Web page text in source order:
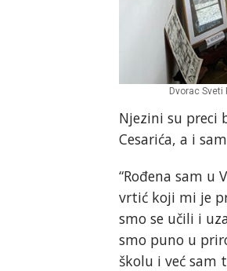
Dvorac Sveti
Njezini su preci
Cesarića, a i
“Rođena sam u
vrtić koji mi je
smo se učili i
smo puno u
školu i već sam